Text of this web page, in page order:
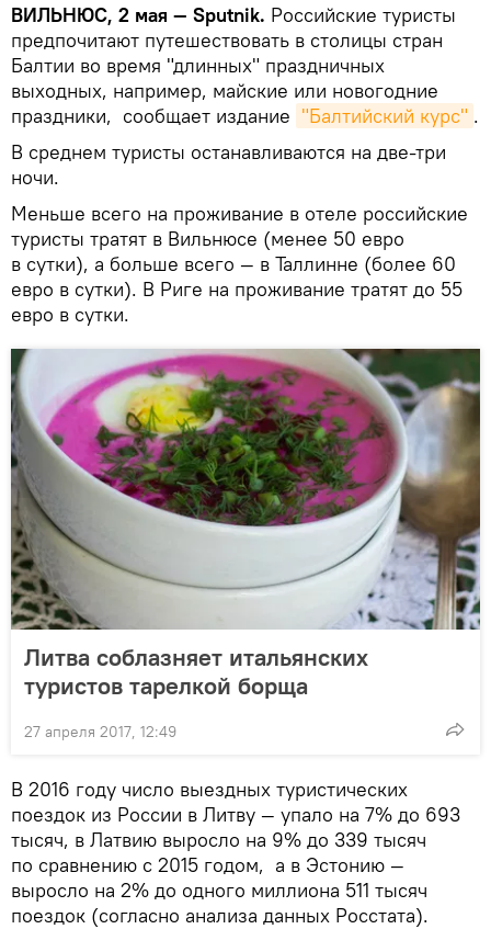
ВИЛЬНЮС, 2 мая — Sputnik. Российские туристы
предпочитают путешествовать в столицы стран
Балтии во время "длинных" праздничных
выходных, например, майские или новогодние
праздники, сообщает издание "Балтийский курс" .
В среднем туристы останавливаются на две-три
ночи.
Меньше всего на проживание в отеле российские
туристы тратят в Вильнюсе (менее 50 евро
в сутки), а больше всего — в Таллинне (более 60
евро в сутки). В Риге на проживание тратят до 55
евро в сутки.
Литва соблазняет итальянских
туристов тарелкой борща
27 апреля 2017, 12:49
В 2016 году число выездных туристических
поездок из России в Литву — упало на 7% до 693
тысяч, в Латвию выросло на 9% до 339 тысяч
по сравнению с 2015 годом, а в Эстонию —
выросло на 2% до одного миллиона 511 тысяч
поездок (согласно анализа данных Росстата).